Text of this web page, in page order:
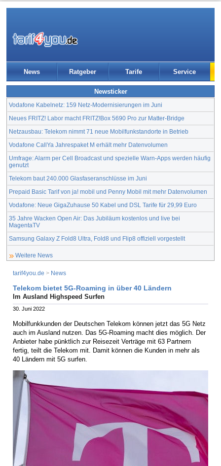
News Ratgeber Tarife Service
Newsticker
Vodafone Kabelnetz: 159 Netz-Modernisierungen im Juni
Neues FRITZ! Labor macht FRITZ!Box 5690 Pro zur Matter-Bridge
Netzausbau: Telekom nimmt 71 neue Mobilfunkstandorte in Betrieb
Vodafone CallYa Jahrespaket M erhält mehr Datenvolumen
Umfrage: Alarm per Cell Broadcast und spezielle Warn-Apps werden häufig
genutzt
Telekom baut 240.000 Glasfaseranschlüsse im Juni
Prepaid Basic Tarif von ja! mobil und Penny Mobil mit mehr Datenvolumen
Vodafone: Neue GigaZuhause 50 Kabel und DSL Tarife für 29,99 Euro
35 Jahre Wacken Open Air: Das Jubiläum kostenlos und live bei
MagentaTV
Samsung Galaxy Z Fold8 Ultra, Fold8 und Flip8 offiziell vorgestellt
Weitere News
tarif4you.de > News
Telekom bietet 5G-Roaming in über 40 Ländern
Im Ausland Highspeed Surfen
30. Juni 2022
Mobilfunkkunden der Deutschen Telekom können jetzt das 5G Netz
auch im Ausland nutzen. Das 5G-Roaming macht dies möglich. Der
Anbieter habe pünktlich zur Reisezeit Verträge mit 63 Partnern
fertig, teilt die Telekom mit. Damit können die Kunden in mehr als
40 Ländern mit 5G surfen.